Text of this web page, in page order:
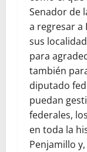
Senador de
a regresar a
sus
para
también
diputado
puedan
federales,
en toda la
Penjamillo